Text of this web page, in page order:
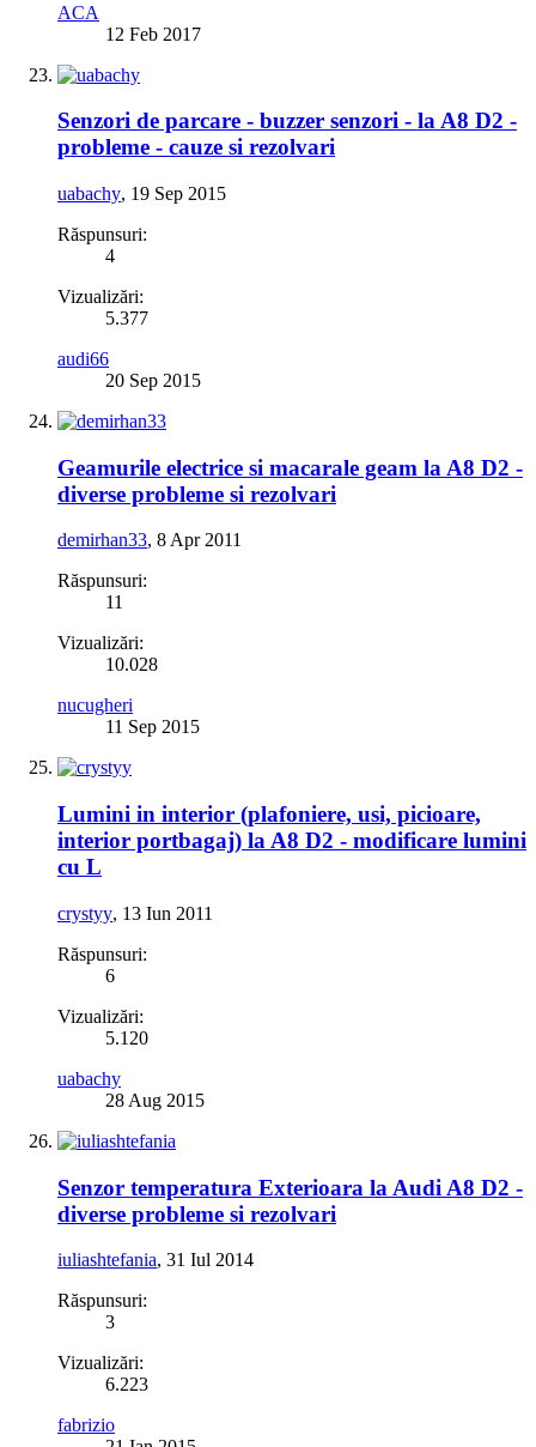
ACA
12 Feb 2017
Senzori de parcare - buzzer senzori - la A8 D2 -
probleme - cauze si rezolvari
uabachy, 19 Sep 2015
Răspunsuri:
4
Vizualizări:
5.377
audi66
20 Sep 2015
Geamurile electrice si macarale geam la A8 D2 -
diverse probleme si rezolvari
demirhan33, 8 Apr 2011
Răspunsuri:
11
Vizualizări:
10.028
nucugheri
11 Sep 2015
Lumini in interior (plafoniere, usi, picioare,
interior portbagaj) la A8 D2 - modificare lumini
cu L
crystyy, 13 Iun 2011
Răspunsuri:
6
Vizualizări:
5.120
uabachy
28 Aug 2015
Senzor temperatura Exterioara la Audi A8 D2 -
diverse probleme si rezolvari
iuliashtefania, 31 Iul 2014
Răspunsuri:
3
Vizualizări:
6.223
fabrizio